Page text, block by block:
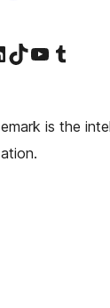
bezoeken
account
onze LinkedIn account
Bezoek onze TikTok account
Bezoek ons YouTube kanaal
Bezoek onze Tumblr
is the